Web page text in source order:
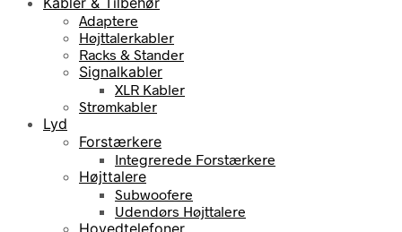
Adaptere
Højttalerkabler
Racks & Stander
Signalkabler
XLR Kabler
Strømkabler
Lyd
Forstærkere
Integrerede Forstærkere
Højttalere
Subwoofere
Udendørs Højttalere
Hovedtelefoner